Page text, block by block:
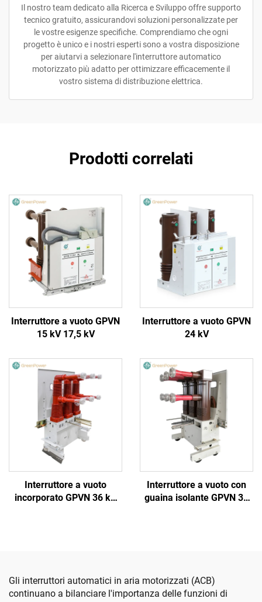
Il nostro team dedicato alla Ricerca e Sviluppo offre supporto
tecnico gratuito, assicurandovi soluzioni personalizzate per
le vostre esigenze specifiche. Comprendiamo che ogni
progetto è unico e i nostri esperti sono a vostra disposizione
per aiutarvi a selezionare l'interruttore automatico
motorizzato più adatto per ottimizzare efficacemente il
vostro sistema di distribuzione elettrica.
Prodotti correlati
Interruttore a vuoto GPVN
15 kV 17,5 kV
Interruttore a vuoto GPVN
24 kV
Interruttore a vuoto
incorporato GPVN 36 kV
Interruttore a vuoto con
guaina isolante GPVN 36
Gli interruttori automatici in aria motorizzati (ACB)
continuano a bilanciare l'importanza delle funzioni di